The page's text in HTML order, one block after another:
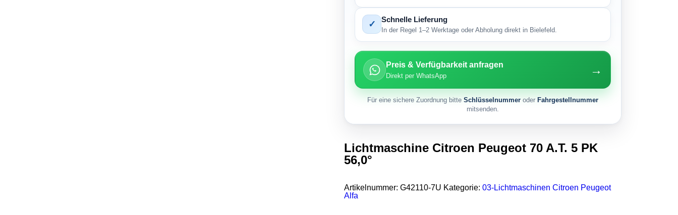
✓ Schnelle Lieferung
In der Regel 1–2 Werktage oder Abholung direkt in Bielefeld.
Preis & Verfügbarkeit anfragen
Direkt per WhatsApp →
Für eine sichere Zuordnung bitte Schlüsselnummer oder Fahrgestellnummer
mitsenden.
Lichtmaschine Citroen Peugeot 70 A.T. 5 PK
56,0°
Artikelnummer: G42110-7U Kategorie: 03-Lichtmaschinen Citroen Peugeot
Alfa